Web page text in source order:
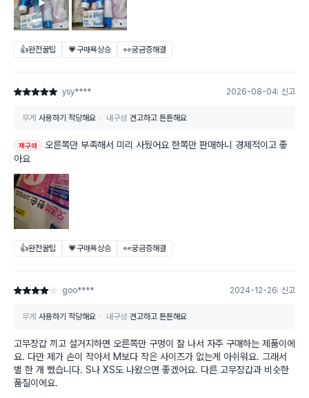
👍완전꿀팁 💗구매욕상승 👀궁금증해결
별점 5점 ysy**** 2026-08-04 신고
무게 사용하기 적당해요 내구성 견고하고 튼튼해요
재구매
오른쪽만 부족해서 미리 사뒀어요 한쪽만 판매하니 경제적이고 좋
아요
👍완전꿀팁 💗구매욕상승 👀궁금증해결
별점 4점 goo**** 2024-12-26 신고
무게 사용하기 적당해요 내구성 견고하고 튼튼해요
고무장갑 끼고 설거지하면 오른쪽만 구멍이 잘 나서 자주 구매하는 제품이에
요. 다만 제가 손이 작아서 M보다 작은 사이즈가 없는게 아쉬워요. 그래서
별 한 개 뺐습니다. S나 XS도 나왔으면 좋겠어요. 다른 고무장갑과 비슷한
품질이에요.